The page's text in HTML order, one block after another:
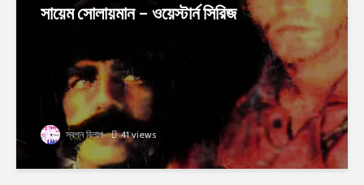
সায়েম সোলায়মান – ওয়েস্টার্ন সিরিজ
স্বপ্ন বিলাপ 41 views